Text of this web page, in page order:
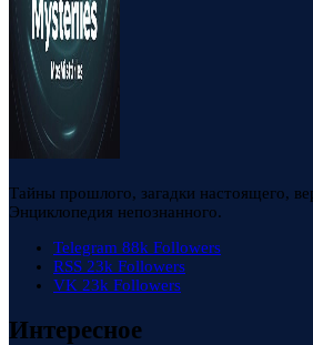
Тайны прошлого, загадки настоящего,
Энциклопедия непознанного.
Telegram 88k Followers
RSS 23k Followers
VK 23k Followers
Интересное